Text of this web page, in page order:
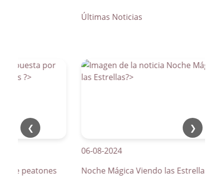
Últimas Noticias
❮ ❯
de peatones
06-08-2024
Noche Mágica Viendo las Estrellas